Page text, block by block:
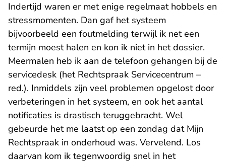
Indertijd waren er met enige regelmaat hobbels en
stressmomenten. Dan gaf het systeem
bijvoorbeeld een foutmelding terwijl ik net een
termijn moest halen en kon ik niet in het dossier.
Meermalen heb ik aan de telefoon gehangen bij de
servicedesk (het Rechtspraak Servicecentrum –
red.). Inmiddels zijn veel problemen opgelost door
verbeteringen in het systeem, en ook het aantal
notificaties is drastisch teruggebracht. Wel
gebeurde het me laatst op een zondag dat Mijn
Rechtspraak in onderhoud was. Vervelend. Los
daarvan kom ik tegenwoordig snel in het